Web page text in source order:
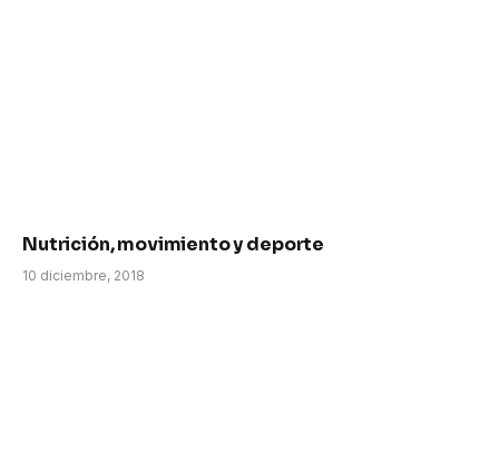
Nutrición, movimiento y deporte
10 diciembre, 2018